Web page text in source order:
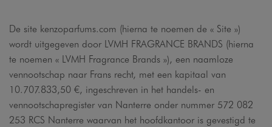
De site kenzoparfums.com (hierna te noemen de « Site »)
wordt uitgegeven door LVMH FRAGRANCE BRANDS (hierna
te noemen « LVMH Fragrance Brands »), een naamloze
vennootschap naar Frans recht, met een kapitaal van
10.707.833,50 €, ingeschreven in het handels- en
vennootschapregister van Nanterre onder nummer 572 082
253 RCS Nanterre waarvan het hoofdkantoor is gevestigd te